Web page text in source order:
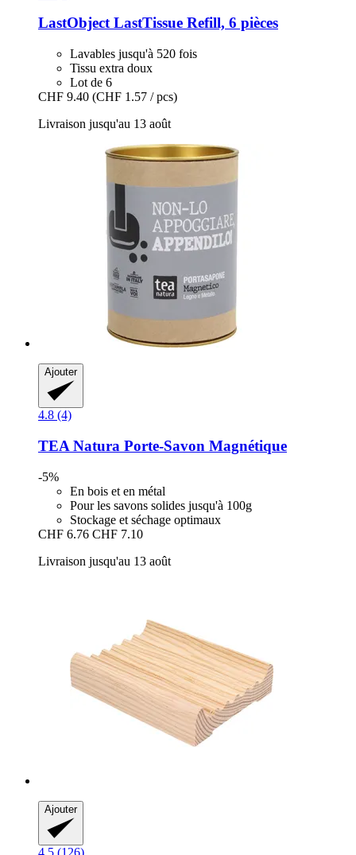
LastObjectLastTissue Refill, 6 pièces
Lavables jusqu'à 520 fois
Tissu extra doux
Lot de 6
CHF 9.40 (CHF 1.57 / pcs)
Livraison jusqu'au 13 août
Ajouter
4.8 (4)
TEA Natura Porte-​Savon Magnétique
-5%
En bois et en métal
Pour les savons solides jusqu'à 100g
Stockage et séchage optimaux
CHF 6.76 CHF 7.10
Livraison jusqu'au 13 août
Ajouter
4.5 (126)